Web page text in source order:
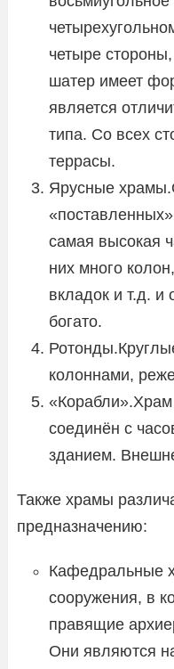
четыре
шатер имеет
является
типа. Со всех
террасы.
Ярусные
самая высокая
них много
вкладок и т.д. и
богато.
колоннами,
соединён с
зданием.
Также храмы
предназначению:
Кафедральные
сооружения, в
правящие
Они являются